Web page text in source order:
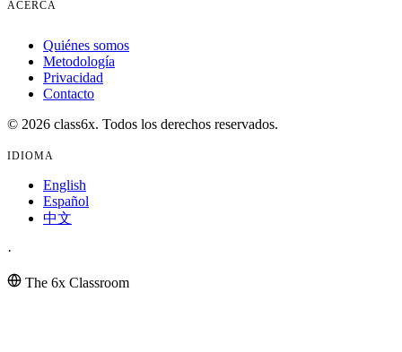
ACERCA
Quiénes somos
Metodología
Privacidad
Contacto
© 2026 class6x. Todos los derechos reservados.
IDIOMA
English
Español
中文
·
The 6x Classroom